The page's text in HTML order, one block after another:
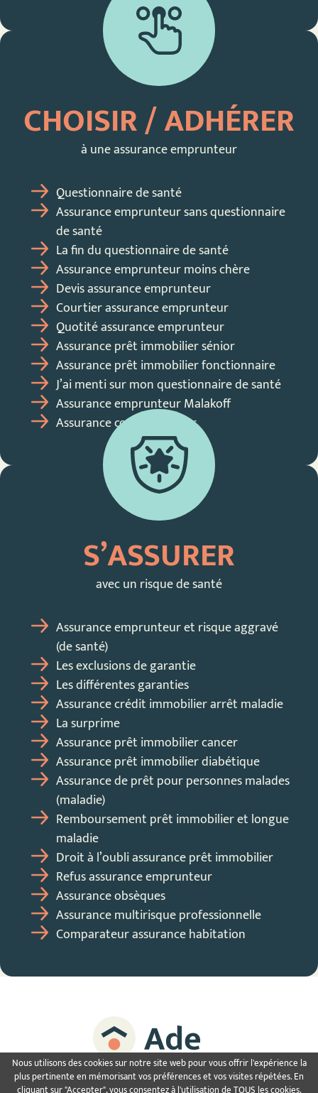
CHOISIR / ADHÉRER
à une assurance emprunteur
Questionnaire de santé
Assurance emprunteur sans questionnaire
de santé
La fin du questionnaire de santé
Assurance emprunteur moins chère
Devis assurance emprunteur
Courtier assurance emprunteur
Quotité assurance emprunteur
Assurance prêt immobilier sénior
Assurance prêt immobilier fonctionnaire
J’ai menti sur mon questionnaire de santé
Assurance emprunteur Malakoff
Assurance co-emprunteur
S’ASSURER
avec un risque de santé
Assurance emprunteur et risque aggravé
(de santé)
Les exclusions de garantie
Les différentes garanties
Assurance crédit immobilier arrêt maladie
La surprime
Assurance prêt immobilier cancer
Assurance prêt immobilier diabétique
Assurance de prêt pour personnes malades
(maladie)
Remboursement prêt immobilier et longue
maladie
Droit à l’oubli assurance prêt immobilier
Refus assurance emprunteur
Assurance obsèques
Assurance multirisque professionnelle
Comparateur assurance habitation
Offrir 1 repas-Mentions légales-Contactez-nous
Nous utilisons des cookies sur notre site web pour vous offrir l'expérience la
plus pertinente en mémorisant vos préférences et vos visites répétées. En